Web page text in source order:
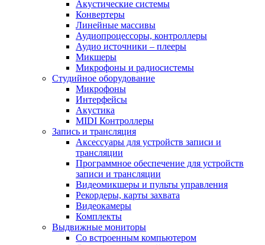
Акустические системы
Конвертеры
Линейные массивы
Аудиопроцессоры, контроллеры
Аудио источники – плееры
Микшеры
Микрофоны и радиосистемы
Студийное оборудование
Микрофоны
Интерфейсы
Акустика
MIDI Контроллеры
Запись и трансляция
Аксессуары для устройств записи и
трансляции
Программное обеспечение для устройств
записи и трансляции
Видеомикшеры и пульты управления
Рекордеры, карты захвата
Видеокамеры
Комплекты
Выдвижные мониторы
Со встроенным компьютером